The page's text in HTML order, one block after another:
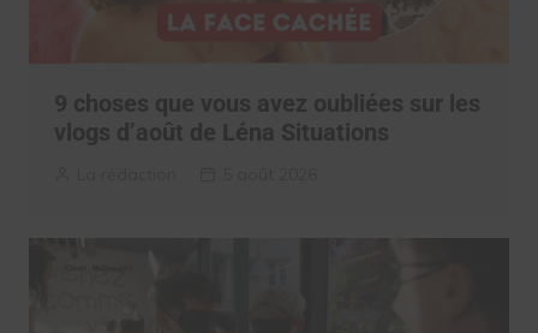
9 choses que vous avez oubliées sur les
vlogs d’août de Léna Situations